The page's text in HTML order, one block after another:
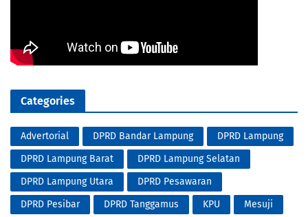
Categories
Advertorial DPRD Bandar Lampung
DPRD Lampung
DPRD Lampung Barat
DPRD Lampung Selatan
DPRD Lampung Utara
DPRD Pesawaran
DPRD Pesibar
DPRD Tanggamus KPU
Mesuji